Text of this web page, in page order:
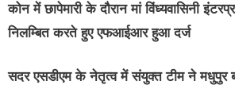
कोन में छापेमारी के दौरान मां विंध्यवासिनी
निलम्बित करते हुए एफआईआर हुआ दर्ज
सदर एसडीएम के नेतृत्व में संयुक्त टीम ने मधुपुर